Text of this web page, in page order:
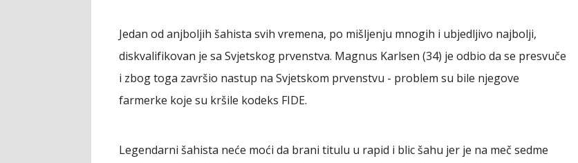
Jedan od anjboljih šahista svih vremena, po mišljenju mnogih i ubjedljivo najbolji,
diskvalifikovan je sa Svjetskog prvenstva. Magnus Karlsen (34) je odbio da se presvuče
i zbog toga završio nastup na Svjetskom prvenstvu - problem su bile njegove
farmerke koje su kršile kodeks FIDE.
Legendarni šahista neće moći da brani titulu u rapid i blic šahu jer je na meč sedme